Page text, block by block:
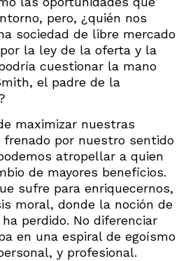
pero, ¿quién nos
sociedad de libre mercado
la ley de la oferta y la
cuestionar la mano
el padre de la
maximizar nuestras
frenado por nuestro sentido
atropellar a quien
de mayores beneficios.
sufre para enriquecernos,
moral, donde la noción de
perdido. No diferenciar
en una espiral de egoísmo
y profesional.